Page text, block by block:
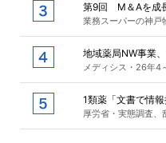
第9回 M＆Aを成
業務スーパーの神戸
地域薬局NW事業
メディシス・26年4
1類薬「文書で情
厚労省・実態調査、